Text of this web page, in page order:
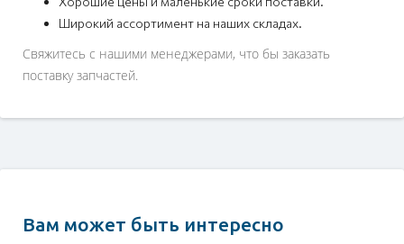
Широкий ассортимент на наших складах.
Свяжитесь с нашими менеджерами, что бы заказать
поставку запчастей.
Вам может быть интересно